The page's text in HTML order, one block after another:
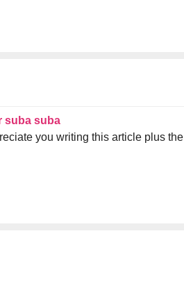
suba suba
you writing this article plus the